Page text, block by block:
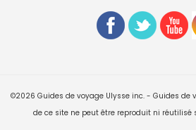
©2026 Guides de voyage Ulysse inc. - Guides de
de ce site ne peut être reproduit ni réutilisé